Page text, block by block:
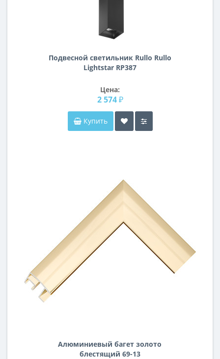
Подвесной светильник Rullo Rullo
Lightstar RP387
Цена:
2 574 ₽
Купить
Алюминиевый багет золото
блестящий 69-13